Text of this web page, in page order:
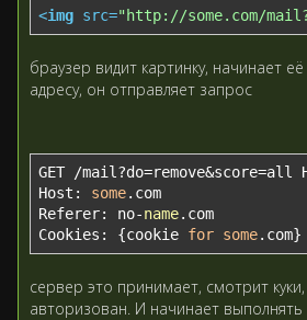
<img src="http://some.com/
браузер видит картинку, начинает
адресу, он отправляет запрос
GET /mail?do=remove&score=all
Host: some.com
Referer: no-name.com
Cookies: {cookie for some.com}
сервер это принимает, смотрит
авторизован. И начинает выполнять